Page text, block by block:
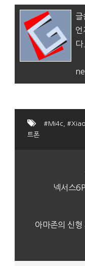
언
다.
#Mi4c
트폰
넥서스
아마존의 신